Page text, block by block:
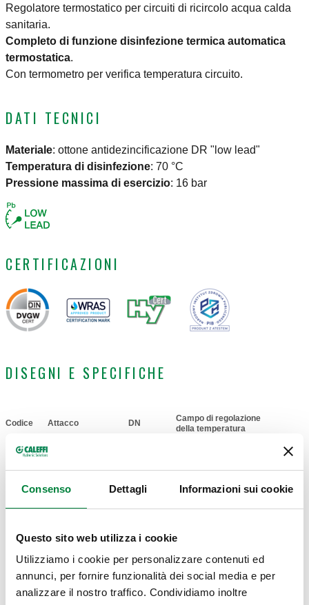
Consenso Dettagli Informazioni sui cookie
Questo sito web utilizza i cookie
Utilizziamo i cookie per personalizzare contenuti ed
annunci, per fornire funzionalità dei social media e per
analizzare il nostro traffico. Condividiamo inoltre
Regolatore termostatico per circuiti di ricircolo acqua calda
sanitaria.
Completo di funzione disinfezione termica automatica
termostatica.
Con termometro per verifica temperatura circuito.
DATI TECNICI
Materiale: ottone antidezincificazione DR "low lead"
Temperatura di disinfezione: 70 °C
Pressione massima di esercizio: 16 bar
CERTIFICAZIONI
DISEGNI E SPECIFICHE
Codice Attacco DN
Campo di regolazione
della temperatura
116240
10226-1) F
(corpo)
35–60 °C
Disegni 2D
DWG DXF PDF